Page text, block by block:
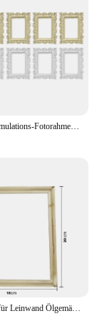
10-teiliges Simulations-Fotorahmen-Zubehör, dekorative Bilderrahmen, Vintage-Stil, für Zuhause, Schießen, Requisiten, Schmuck, Display, Handyhülle, Mini
Holzrahmen für Leinwand Ölgemälde Natur DIY Rahmen Bild inneren Bilderrahmen